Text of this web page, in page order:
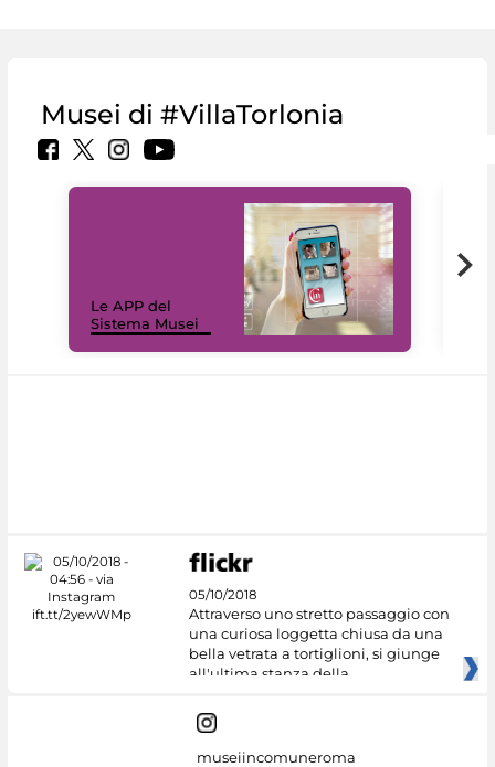
Musei di #VillaTorlonia
Le APP del
Sistema Musei
05/10/2018
Attraverso uno stretto passaggio con
una curiosa loggetta chiusa da una
bella vetrata a tortiglioni, si giunge
all'ultima stanza della
museiincomuneroma